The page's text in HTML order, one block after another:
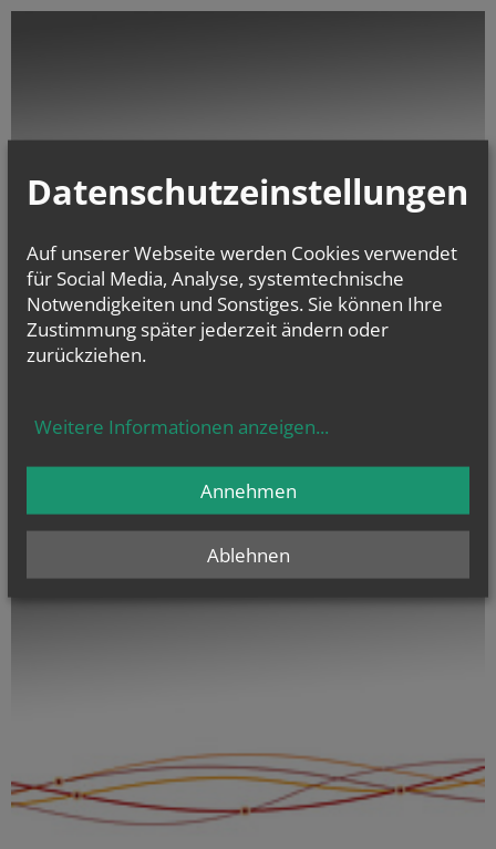
EIN MENSCH
Telefonseelsorge
Datenschutzeinstellungen
Auf unserer Webseite werden Cookies verwendet
für Social Media, Analyse, systemtechnische
Notwendigkeiten und Sonstiges. Sie können Ihre
Zustimmung später jederzeit ändern oder
zurückziehen.
Weitere Informationen anzeigen...
Ablehnen
Annehmen